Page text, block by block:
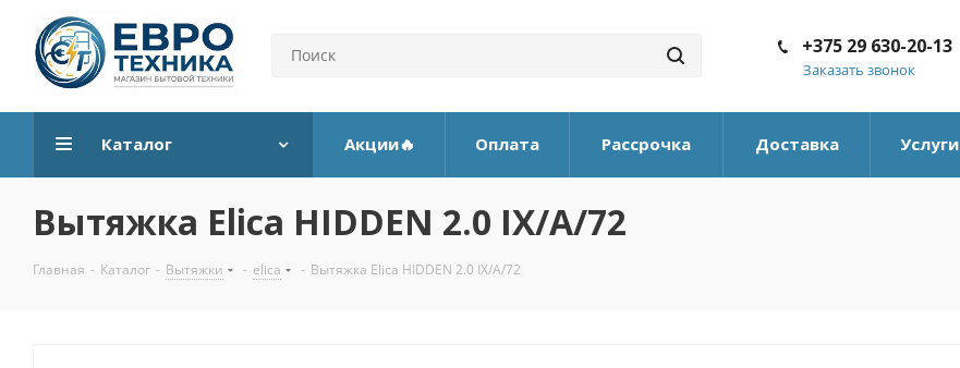
+375 29 630-20-13
Заказать звонок
Каталог Акции🔥 Оплата Рассрочка Доставка Услуги
Вытяжка Elica HIDDEN 2.0 IX/A/72
Главная - Каталог - Вытяжки - elica - Вытяжка Elica HIDDEN 2.0 IX/A/72